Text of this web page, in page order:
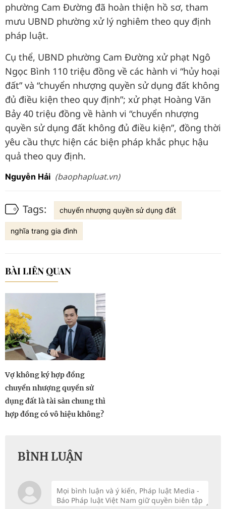
phường Cam Đường đã hoàn thiện hồ sơ, tham
mưu UBND phường xử lý nghiêm theo quy định
pháp luật.
Cụ thể, UBND phường Cam Đường xử phạt Ngô
Ngọc Bình 110 triệu đồng về các hành vi “hủy hoại
đất” và “chuyển nhượng quyền sử dụng đất không
đủ điều kiện theo quy định”; xử phạt Hoàng Văn
Bảy 40 triệu đồng về hành vi “chuyển nhượng
quyền sử dụng đất không đủ điều kiện”, đồng thời
yêu cầu thực hiện các biện pháp khắc phục hậu
quả theo quy định.
Nguyễn Hải (baophapluat.vn)
Tags: chuyển nhượng quyền sử dụng đất
nghĩa trang gia đình
BÀI LIÊN QUAN
Vợ không ký hợp đồng
chuyển nhượng quyền sử
dụng đất là tài sản chung thì
hợp đồng có vô hiệu không?
BÌNH LUẬN